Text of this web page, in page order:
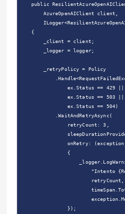
public
        AzureOpenAIClient client,
    {
        _client = client;
        _logger = logger;
        _retryPolicy = Policy
ex.Status == 429
ex.Status == 503
ex.Status == 504)
            .WaitAndRetryAsync(
                retryCount: 3,
onRetry:
                {
"Intento
                        retryCount,
                });